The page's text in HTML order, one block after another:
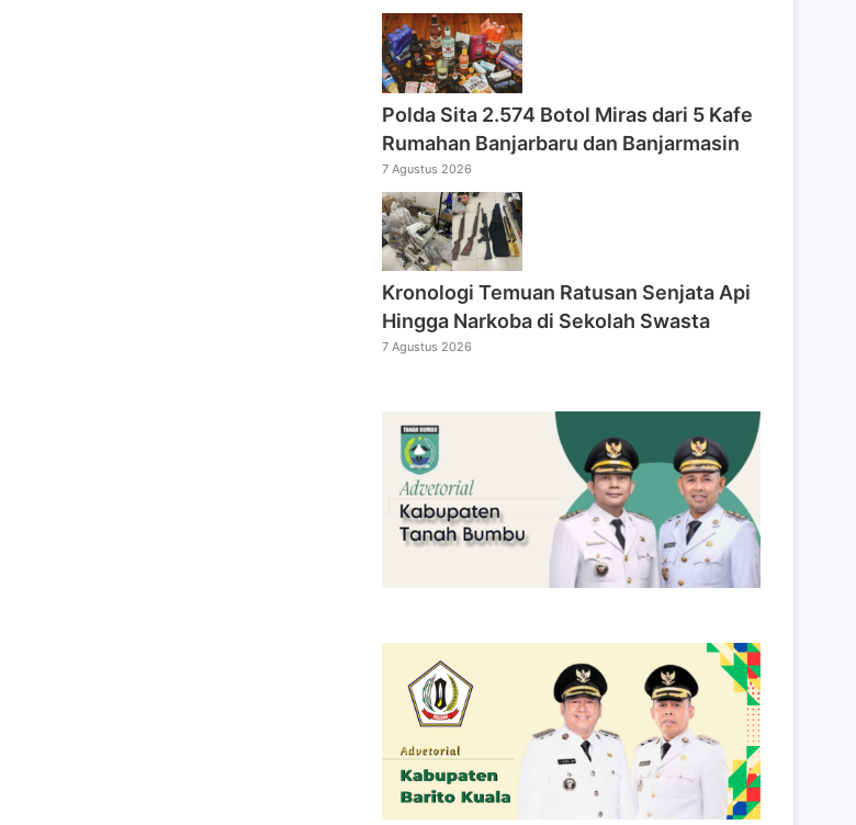
Polda Sita 2.574 Botol Miras dari 5 Kafe
Rumahan Banjarbaru dan Banjarmasin
7 Agustus 2026
Kronologi Temuan Ratusan Senjata Api
Hingga Narkoba di Sekolah Swasta
7 Agustus 2026